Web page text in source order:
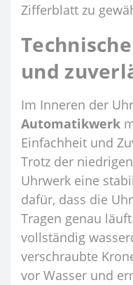
Zifferblatt zu
und
Im Inneren der
Automatikwerk
Einfachheit und
Trotz der
Uhrwerk eine
dafür, dass die
Tragen genau
vollständig
verschraubte
vor Wasser und